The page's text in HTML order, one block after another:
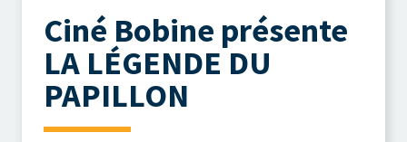
Ciné Bobine présente
LA LÉGENDE DU
PAPILLON